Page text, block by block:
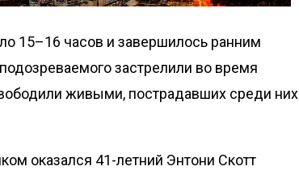
15–16 часов и завершилось ранним
застрелили во время
живыми, пострадавших среди них
оказался 41-летний Энтони Скотт